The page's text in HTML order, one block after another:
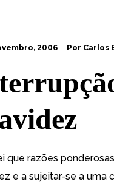
2006 Por Carlos
que razões
e a sujeitar-se a